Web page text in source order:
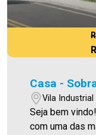
Casa -
Vila
Seja bem vindo! A Imobiliária Ativa conta
com uma das